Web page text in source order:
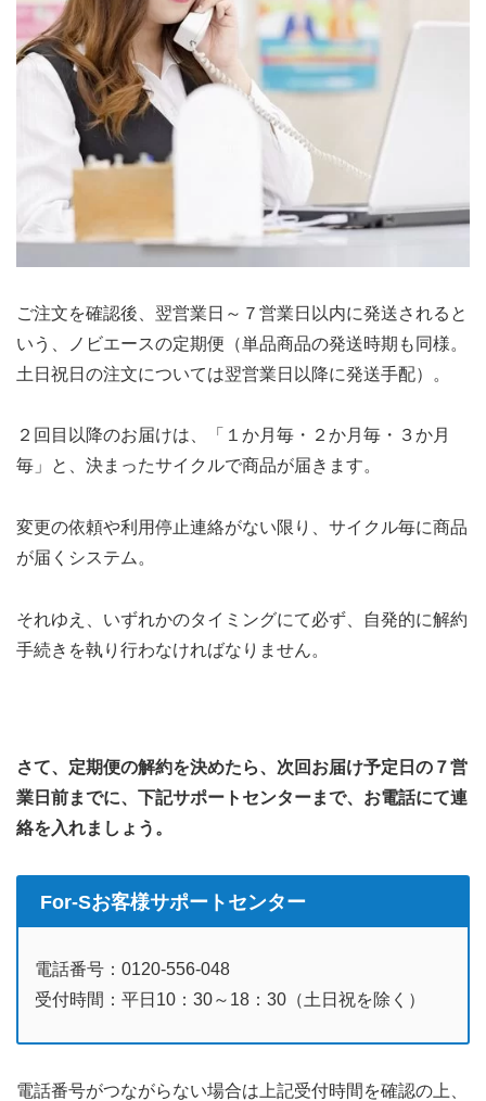
ご注文を確認後、翌営業日～７営業日以内に発送されると
いう、ノビエースの定期便（単品商品の発送時期も同様。
土日祝日の注文については翌営業日以降に発送手配）。
２回目以降のお届けは、「１か月毎・２か月毎・３か月
毎」と、決まったサイクルで商品が届きます。
変更の依頼や利用停止連絡がない限り、サイクル毎に商品
が届くシステム。
それゆえ、いずれかのタイミングにて必ず、自発的に解約
手続きを執り行わなければなりません。
さて、定期便の解約を決めたら、次回お届け予定日の７営
業日前までに、下記サポートセンターまで、お電話にて連
絡を入れましょう。
For-Sお客様サポートセンター
電話番号：0120-556-048
受付時間：平日10：30～18：30（土日祝を除く）
電話番号がつながらない場合は上記受付時間を確認の上、